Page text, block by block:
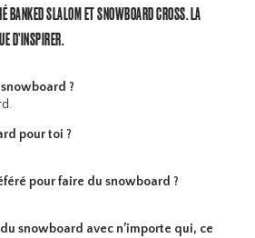
BANKED SLALOM ET SNOWBOARD CROSS. LA
D’INSPIRER.
?
pour toi ?
pour faire du snowboard ?
snowboard avec n’importe qui, ce